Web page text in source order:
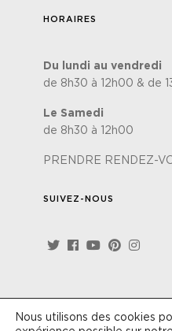
HORAIRES
Du lundi au vendredi
de 8h30 à 12h00 & de
Le Samedi
de 8h30 à 12h00
PRENDRE RENDEZ-
SUIVEZ-NOUS
Site réalisé par
Nous utilisons des cookies